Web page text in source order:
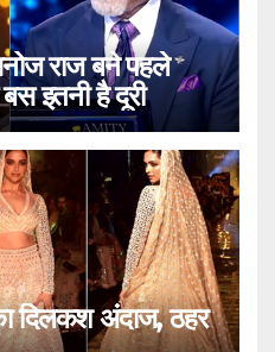
राज बने पहले
इतनी है दूरी
दिलकश अंदाज, ठहर